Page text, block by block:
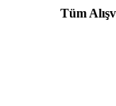
Tüm